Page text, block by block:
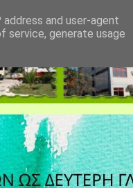
and user-agent
service, generate usage